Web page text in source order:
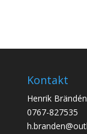
Kontakt
Henrik Brändén
0767-827535